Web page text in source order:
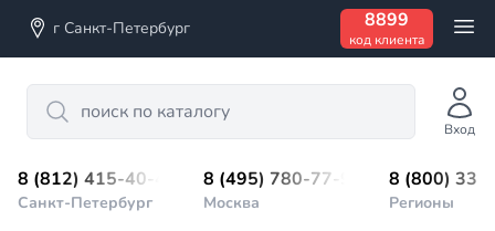
г Санкт-Петербург 8899
код клиента
Search
Вход
8 (812) 415-40-45
Санкт-Петербург
8 (495) 780-77-98
Москва
8 (800)
Регионы